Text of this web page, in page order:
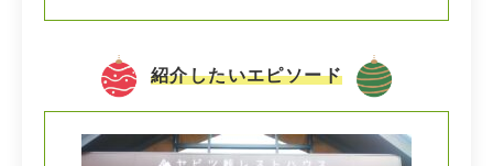
紹介したいエピソード